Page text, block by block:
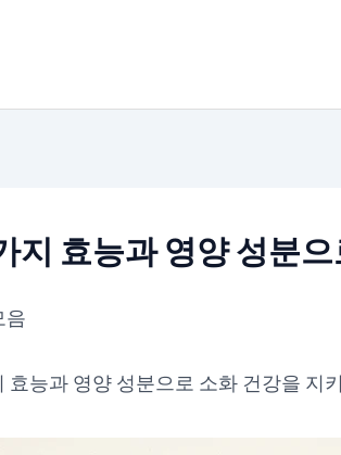
지 효능과 영양 성분
음
효능과 영양 성분으로 소화 건강을 지